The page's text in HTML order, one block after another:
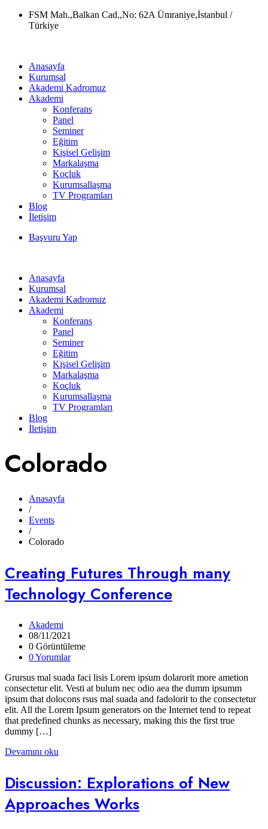
Skip
FSM Mah.,Balkan Cad.,No: 62A Ümraniye,İstanbul /
Türkiye
Anasayfa
Kurumsal
Akademi Kadromuz
Akademi
Konferans
Panel
Seminer
Eğitim
Kişisel Gelişim
Markalaşma
Koçluk
Kurumsallaşma
TV Programları
Blog
İletişim
Başvuru Yap
Anasayfa
Kurumsal
Akademi Kadromuz
Akademi
Konferans
Panel
Seminer
Eğitim
Kişisel Gelişim
Markalaşma
Koçluk
Kurumsallaşma
TV Programları
Blog
İletişim
Colorado
Anasayfa
/
Events
/
Colorado
Creating Futures Through many
Technology Conference
Akademi
08/11/2021
0 Görüntüleme
0 Yorumlar
Grursus mal suada faci lisis Lorem ipsum dolarorit more ametion
consectetur elit. Vesti at bulum nec odio aea the dumm ipsumm
ipsum that dolocons rsus mal suada and fadolorit to the consectetur
elit. All the Lorem Ipsum generators on the Internet tend to repeat
that predefined chunks as necessary, making this the first true
dummy […]
Devamını oku
Discussion: Explorations of New
Approaches Works